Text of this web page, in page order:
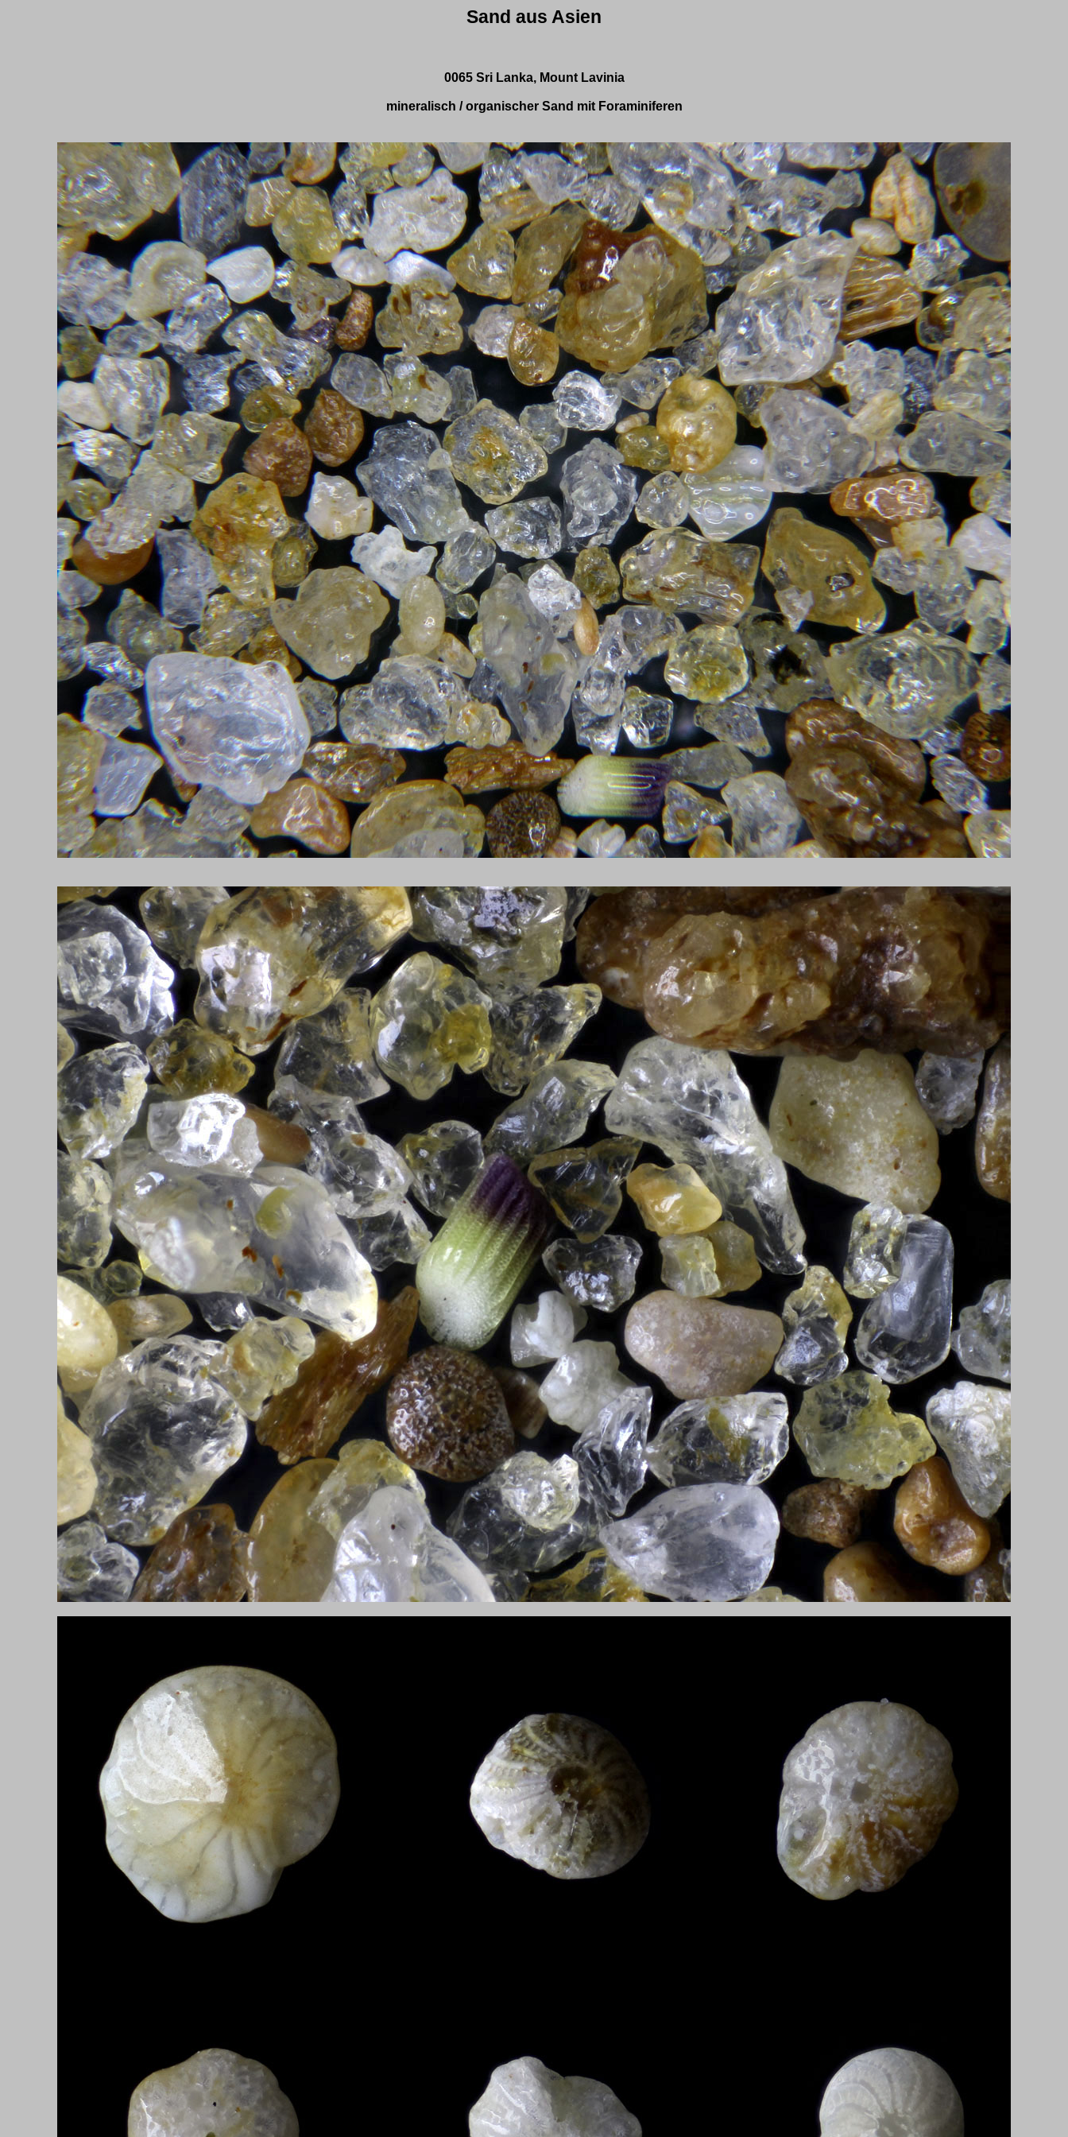
Sand aus Asien
0065 Sri Lanka, Mount Lavinia
mineralisch / organischer Sand mit Foraminiferen